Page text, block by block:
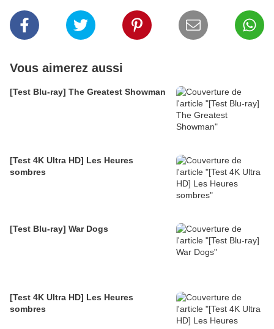
Vous aimerez aussi
[Test Blu-ray] The Greatest Showman
[Test 4K Ultra HD] Les Heures
sombres
[Test Blu-ray] War Dogs
[Test 4K Ultra HD] Les Heures
sombres